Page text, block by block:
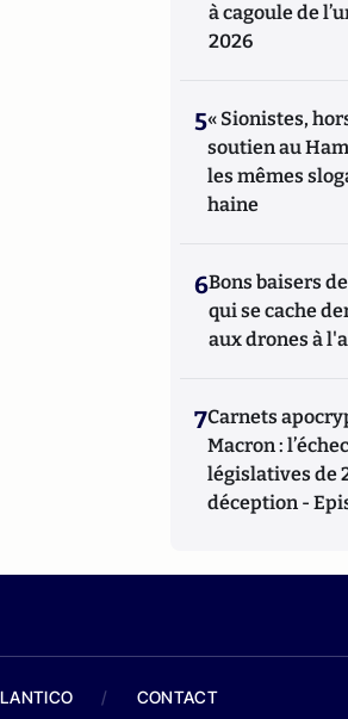
à cagoule de
2026
5« Sionistes,
soutien au
les mêmes
haine
6Bons baisers
qui se cache
aux drones à
7Carnets
Macron :
législatives de
déception -
/ CONTACT